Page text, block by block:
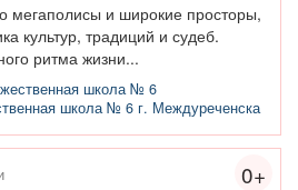
мегаполисы и широкие просторы,
культур, традиций и судеб.
ритма жизни...
школа № 6
школа № 6 г. Междуреченска
0+